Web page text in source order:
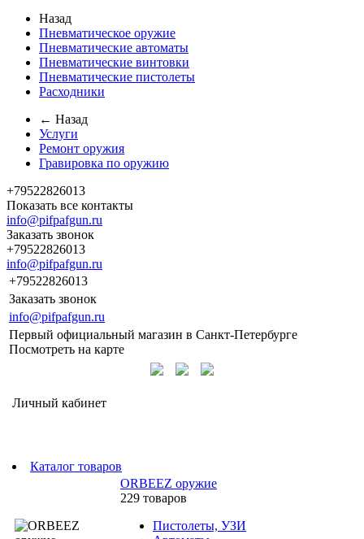
Назад
Пневматическое оружие
Пневматические автоматы
Пневматические винтовки
Пневматические пистолеты
Расходники
← Назад
Услуги
Ремонт оружия
Гравировка по оружию
+79522826013
Показать все контакты
info@pifpafgun.ru
Заказать звонок
+79522826013
info@pifpafgun.ru
+79522826013
Заказать звонок
info@pifpafgun.ru
Первый официальный магазин в Санкт-Петербурге
Посмотреть на карте
Личный кабинет
Каталог товаров
ORBEEZ оружие
229 товаров
Пистолеты, УЗИ